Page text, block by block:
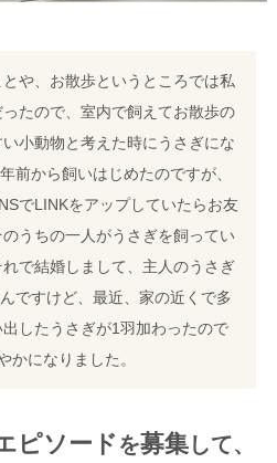
や、お散歩というところでは私
たので、室内で飼えてお散歩の
小動物と考えた時にうさぎにな
前から飼いはじめたのですが、
でLINKをアップしていたらお友
うちの一人がうさぎを飼ってい
で結婚しまして、主人のうさぎ
ですけど、最近、家の近くで多
したうさぎが1羽加わったので
かになりました。
ピソード を募集して、